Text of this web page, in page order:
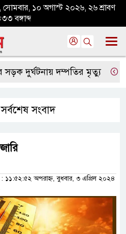
সোমবার, ১০ অগাস্ট ২০২৬, ২৬ শ্রাবণ
বঙ্গাব্দ
দম্পতির মৃত্যু ২৯
সর্বশেষ সংবাদ
: ১১:৫২:৫২ অপরাহ্ন, বুধবার, ৩ এপ্রিল ২০২৪